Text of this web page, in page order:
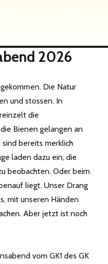
2026
Die Natur
und stossen. In
die
Bienen gelangen an
bereits merklich
laden dazu ein, die
beobachten. Oder beim
liegt. Unser Drang
mit unseren Händen
Aber jetzt ist noch
vom GK1 des GK